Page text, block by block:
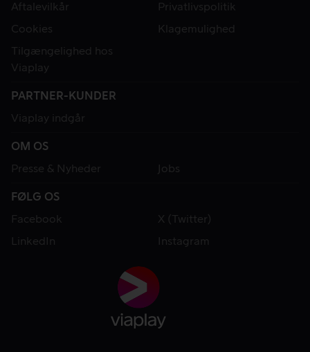
Aftalevilkår
Privatlivspolitik
Cookies
Klagemulighed
Tilgængelighed hos
Viaplay
PARTNER-KUNDER
Viaplay indgår
OM OS
Presse & Nyheder
Jobs
FØLG OS
Facebook
X (Twitter)
LinkedIn
Instagram